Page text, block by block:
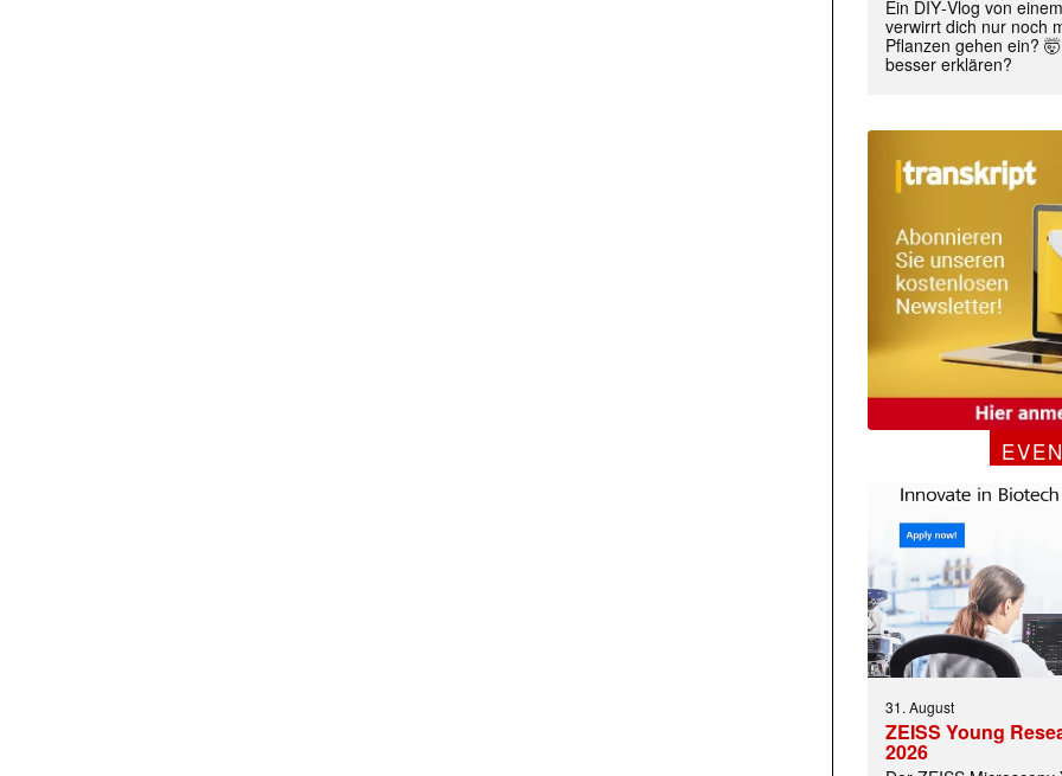
Mit dem |transkript-Newsletter jede Woche aktuell
Ein DIY‑Vlog von
verwirrt dich nur noch
Pflanzen gehen ein?
besser erklären?
31. August
ZEISS Young
2026